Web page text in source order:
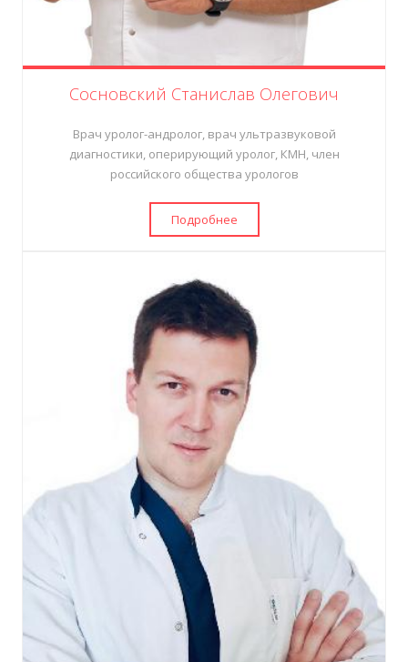
Сосновский Станислав Олегович
Врач уролог-андролог, врач ультразвуковой
диагностики, оперирующий уролог, КМН, член
российского общества урологов
Подробнее